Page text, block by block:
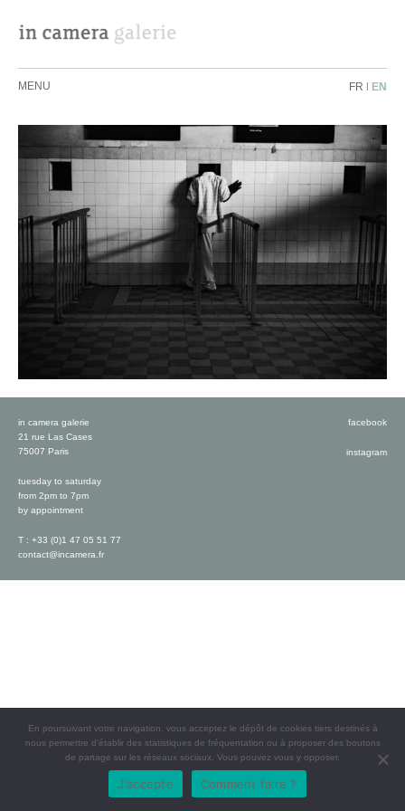
MENU FR | EN
in camera galerie
21 rue Las Cases
75007 Paris
tuesday to saturday
from 2pm to 7pm
by appointment
T : +33 (0)1 47 05 51 77
contact@incamera.fr
facebook
instagram
En poursuivant votre navigation, vous acceptez le dépôt de cookies tiers destinés à
nous permettre d’établir des statistiques de fréquentation ou à proposer des boutons
de partage sur les réseaux sociaux. Vous pouvez vous y opposer.
J'accepte Comment faire ?